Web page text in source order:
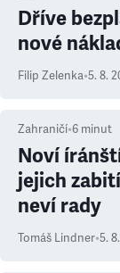
Dříve
nové
Filip Zelenka•5. 8.
Zahraničí•6 minut
Noví
jejich
neví rady
Tomáš Lindner•5.